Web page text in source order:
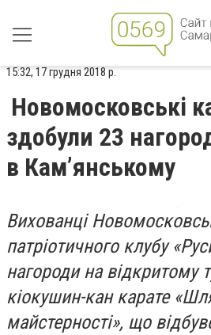
15:32, 17 грудня 2018 р.
Новомосковські
здобули 23
в Кам’янському
Вихованці
патріотичного клубу
нагороди на відкритому
кіокушин-кан карате
майстерності», що